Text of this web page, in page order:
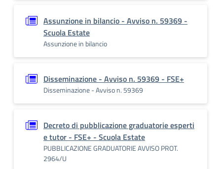
Assunzione in bilancio - Avviso n. 59369 -
Scuola Estate
Assunzione in bilancio
Disseminazione - Avviso n. 59369 - FSE+
Disseminazione - Avviso n. 59369
Decreto di pubblicazione graduatorie esperti
e tutor - FSE+ - Scuola Estate
PUBBLICAZIONE GRADUATORIE AVVISO PROT.
2964/U